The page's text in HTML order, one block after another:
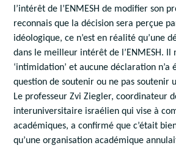
l’intérêt de l’ENMESH de modifier son
reconnais que la décision sera perçue
idéologique, ce n’est en réalité qu’une
dans le meilleur intérêt de l’ENMESH. Il
‘intimidation’ et aucune déclaration n’a
question de soutenir ou ne pas soutenir
Le professeur Zvi Ziegler, coordinateur
interuniversitaire israélien qui vise à
académiques, a confirmé que c’était
qu’une organisation académique